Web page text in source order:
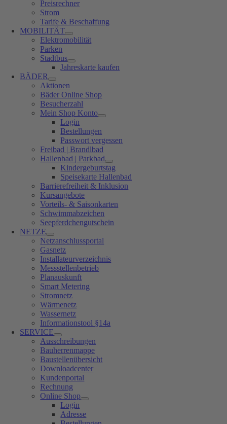
Preisrechner
Strom
Tarife & Beschaffung
MOBILITÄT
Elektromobilität
Parken
Stadtbus
Jahreskarte kaufen
BÄDER
Aktionen
Bäder Online Shop
Besucherzahl
Mein Shop Konto
Login
Bestellungen
Passwort vergessen
Freibad | Brandlbad
Hallenbad | Parkbad
Kindergeburtstag
Speisekarte Hallenbad
Barrierefreiheit & Inklusion
Kursangebote
Vorteils- & Saisonkarten
Schwimmabzeichen
Seepferdchengutschein
NETZE
Netzanschlussportal
Gasnetz
Installateurverzeichnis
Messstellenbetrieb
Planauskunft
Smart Metering
Stromnetz
Wärmenetz
Wassernetz
Informationstool §14a
SERVICE
Ausschreibungen
Bauherrenmappe
Baustellenübersicht
Downloadcenter
Kundenportal
Rechnung
Online Shop
Login
Adresse